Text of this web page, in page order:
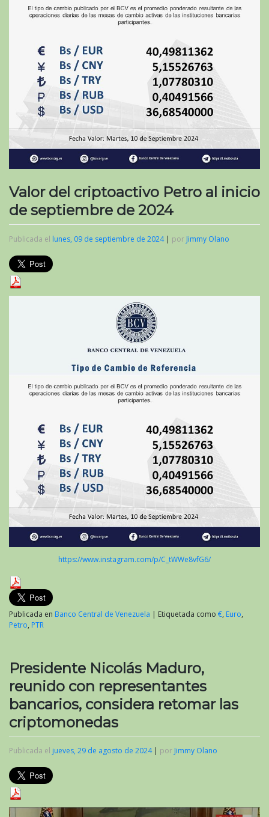
Valor del criptoactivo Petro al inicio
de septiembre de 2024
Publicada el lunes, 09 de septiembre de 2024| por Jimmy Olano
https://www.instagram.com/p/C_tWWe8vfG6/
Publicada en Banco Central de Venezuela | Etiquetada como €, Euro,
Petro, PTR
Presidente Nicolás Maduro,
reunido con representantes
bancarios, considera retomar las
criptomonedas
Publicada el jueves, 29 de agosto de 2024| por Jimmy Olano